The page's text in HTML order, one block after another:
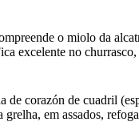
o miolo da
excelente no
de corazón de cuadril
em assados,